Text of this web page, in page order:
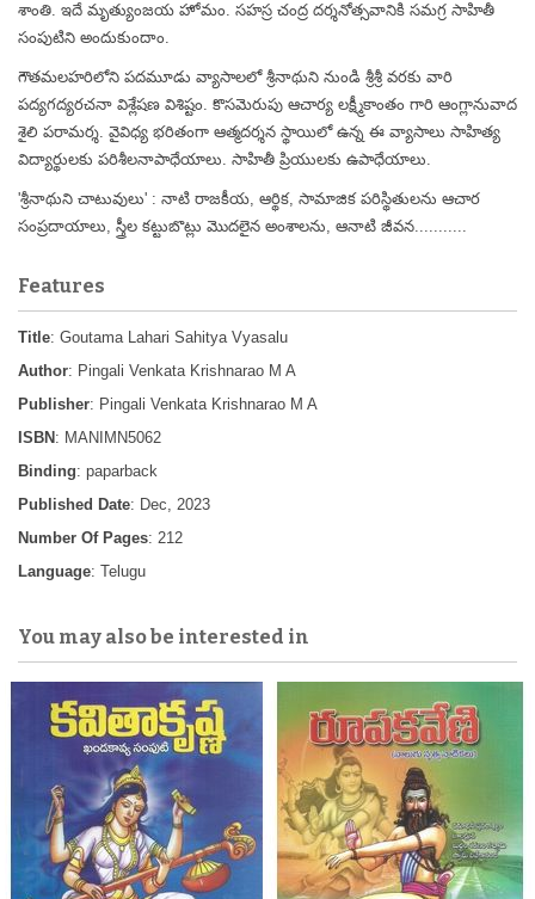
శాంతి. ఇదే మృత్యుంజయ హోమం. సహస్ర చంద్ర దర్శనోత్సవానికి సమగ్ర సాహితీ
సంపుటిని అందుకుందాం.
గౌతమలహరిలోని పదమూడు వ్యాసాలలో శ్రీనాథుని నుండి శ్రీశ్రీ వరకు వారి
పద్యగద్యరచనా విశ్లేషణ విశిష్టం. కొసమెరుపు ఆచార్య లక్ష్మీకాంతం గారి ఆంగ్లానువాద
శైలి పరామర్శ. వైవిధ్య భరితంగా ఆత్మదర్శన స్థాయిలో ఉన్న ఈ వ్యాసాలు సాహిత్య
విద్యార్థులకు పరిశీలనాపాధేయాలు. సాహితీ ప్రియులకు ఉపాధేయాలు.
'శ్రీనాథుని చాటువులు' : నాటి రాజకీయ, ఆర్థిక, సామాజిక పరిస్థితులను ఆచార
సంప్రదాయాలు, స్త్రీల కట్టుబొట్లు మొదలైన అంశాలను, ఆనాటి జీవన...........
Features
Title: Goutama Lahari Sahitya Vyasalu
Author: Pingali Venkata Krishnarao M A
Publisher: Pingali Venkata Krishnarao M A
ISBN : MANIMN5062
Binding: paparback
Published Date: Dec, 2023
Number Of Pages: 212
Language: Telugu
You may also be interested in